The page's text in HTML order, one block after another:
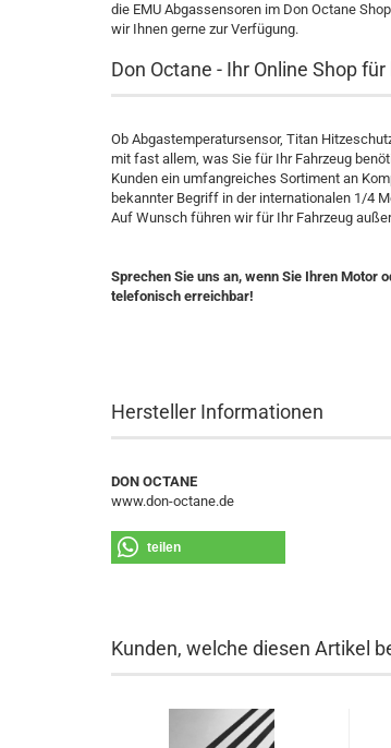
die EMU Abgassensoren im Don Octane
wir Ihnen gerne zur Verfügung.
Don Octane - Ihr Online Shop
Ob Abgastemperatursensor, Titan
mit fast allem, was Sie für Ihr Fahrzeug
Kunden ein umfangreiches Sortiment an
bekannter Begriff in der internationalen 1/4
Auf Wunsch führen wir für Ihr Fahrzeug
Sprechen Sie uns an, wenn Sie Ihren Motor
telefonisch erreichbar!
Hersteller Informationen
DON OCTANE
www.don-octane.de
teilen
Kunden, welche diesen Artikel